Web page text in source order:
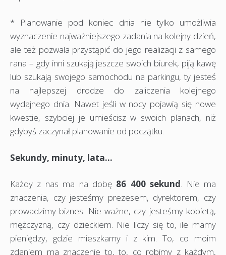
* Planowanie pod koniec dnia nie tylko umożliwia
wyznaczenie najważniejszego zadania na kolejny dzień,
ale też pozwala przystąpić do jego realizacji z samego
rana – gdy inni szukają jeszcze swoich biurek, piją kawę
lub szukają swojego samochodu na parkingu, ty jesteś
na najlepszej drodze do zaliczenia kolejnego
wydajnego dnia. Nawet jeśli w nocy pojawią się nowe
kwestie, szybciej je umieścisz w swoich planach, niż
gdybyś zaczynał planowanie od początku.
Sekundy, minuty, lata…
Każdy z nas ma na dobę 86 400 sekund. Nie ma
znaczenia, czy jesteśmy prezesem, dyrektorem, czy
prowadzimy biznes. Nie ważne, czy jesteśmy kobietą,
mężczyzną, czy dzieckiem. Nie liczy się to, ile mamy
pieniędzy, gdzie mieszkamy i z kim. To, co moim
zdaniem ma znaczenie to, to, co robimy z każdym,